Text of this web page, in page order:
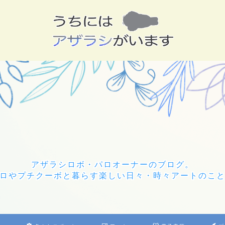
アザラシロボ・パロオーナーのブログ。
やプチクーボと暮らす楽しい日々・時々アートのこ